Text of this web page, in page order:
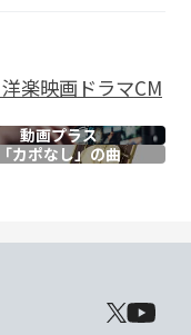
洋楽映画ドラマCM
動画プラス
「カポなし」の曲